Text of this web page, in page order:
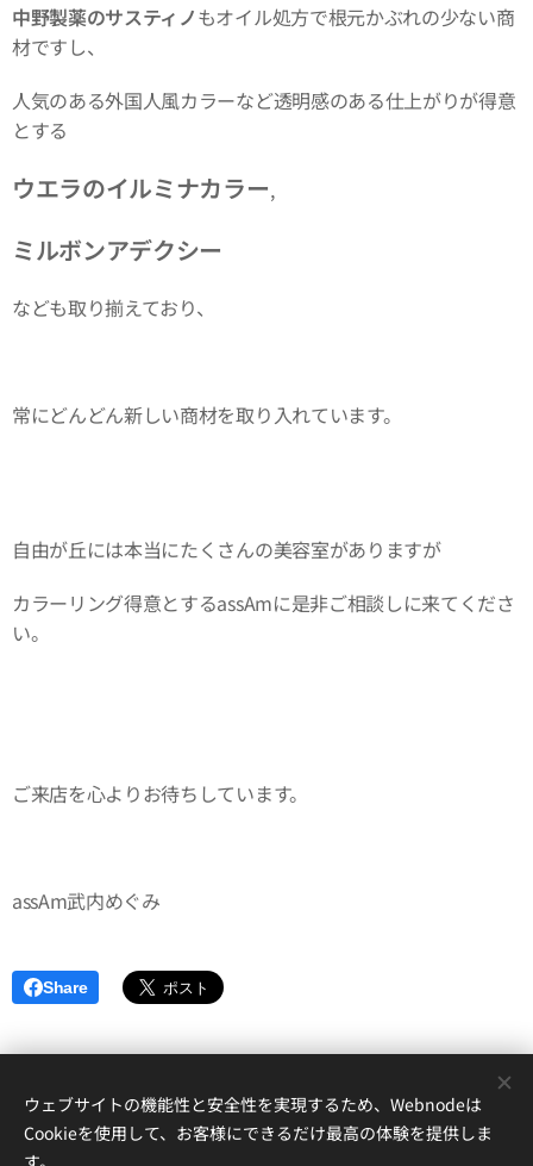
中野製薬のサスティノもオイル処方で根元かぶれの少ない商
材ですし、
人気のある外国人風カラーなど透明感のある仕上がりが得意
とする
ウエラのイルミナカラー,
ミルボンアデクシー
なども取り揃えており、
常にどんどん新しい商材を取り入れています。
自由が丘には本当にたくさんの美容室がありますが
カラーリング得意とするassAmに是非ご相談しに来てくださ
い。
ご来店を心よりお待ちしています。
assAm武内めぐみ
Share
152-0035東京都目黒区自由が丘1-17-12自由が丘ハイツアンドー１A
assAm自由ヶ丘美容室
ウェブサイトの機能性と安全性を実現するため、Webnodeは
Cookieを使用して、お客様にできるだけ最高の体験を提供しま
す。